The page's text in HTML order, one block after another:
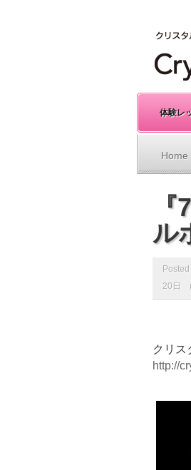
体験レ
Home
ル
20日
クリス
http://